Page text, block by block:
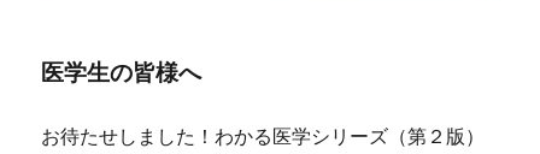
医学生の皆様へ
お待たせしました！わかる医学シリーズ（第２版）